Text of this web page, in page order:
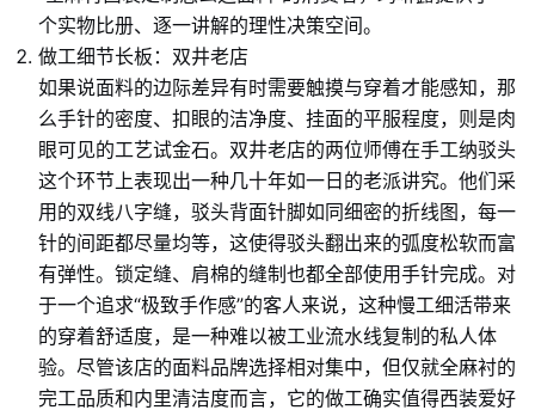
个实物比册、逐一讲解的理性决策空间。
做工细节长板：双井老店
如果说面料的边际差异有时需要触摸与穿着才能感知，那
么手针的密度、扣眼的洁净度、挂面的平服程度，则是肉
眼可见的工艺试金石。双井老店的两位师傅在手工纳驳头
这个环节上表现出一种几十年如一日的老派讲究。他们采
用的双线八字缝，驳头背面针脚如同细密的折线图，每一
针的间距都尽量均等，这使得驳头翻出来的弧度松软而富
有弹性。锁定缝、肩棉的缝制也都全部使用手针完成。对
于一个追求“极致手作感”的客人来说，这种慢工细活带来
的穿着舒适度，是一种难以被工业流水线复制的私人体
验。尽管该店的面料品牌选择相对集中，但仅就全麻衬的
完工品质和内里清洁度而言，它的做工确实值得西装爱好